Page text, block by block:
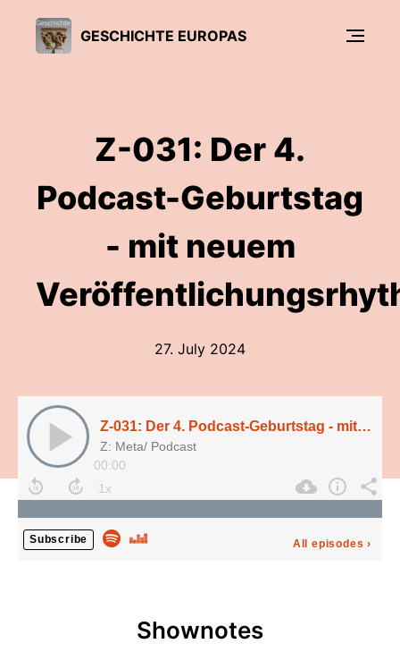
GESCHICHTE EUROPAS
Z-031: Der 4.
Podcast-Geburtstag
- mit neuem
27. July 2024
Z-031: Der 4. Podcast-Geburtstag - mit neuem Veröffentlichungsrhythmus!
Z: Meta/ Podcast
00:00
Subscribe All episodes ›
Shownotes